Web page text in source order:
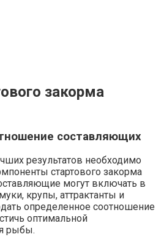
закорма
составляющих
результатов необходимо
стартового закорма
могут включать в
крупы, аттрактанты и
определенное соотношение
оптимальной
рыбы.